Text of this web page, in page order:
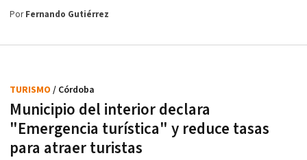
PorFernando Gutiérrez
Municipio del interior declara
"Emergencia turística" y reduce tasas
para atraer turistas
TURISMO / Córdoba